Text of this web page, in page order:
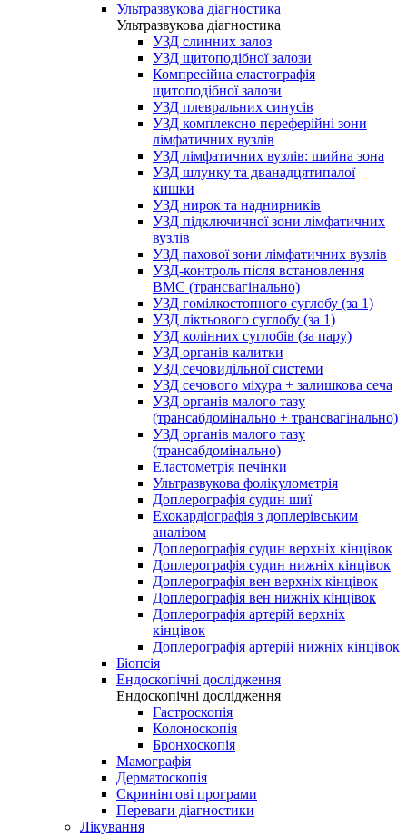
Ультразвукова діагностика
Ультразвукова діагностика
УЗД слинних залоз
УЗД щитоподібної залози
Компресійна еластографія
щитоподібної залози
УЗД плевральних синусів
УЗД комплексно переферійні зони
лімфатичних вузлів
УЗД лімфатичних вузлів: шийна зона
УЗД шлунку та дванадцятипалої
кишки
УЗД нирок та наднирників
УЗД підключичної зони лімфатичних
вузлів
УЗД пахової зони лімфатичних вузлів
УЗД-контроль після встановлення
ВМС (трансвагінально)
УЗД гомілкостопного суглобу (за 1)
УЗД ліктьового суглобу (за 1)
УЗД колінних суглобів (за пару)
УЗД органів калитки
УЗД сечовидільної системи
УЗД сечового міхура + залишкова сеча
УЗД органів малого тазу
(трансабдомінально + трансвагінально)
УЗД органів малого тазу
(трансабдомінально)
Еластометрія печінки
Ультразвукова фолікулометрія
Доплерографія судин шиї
Ехокардіографія з доплерівським
аналізом
Доплерографія судин верхніх кінцівок
Доплерографія судин нижніх кінцівок
Доплерографія вен верхніх кінцівок
Доплерографія вен нижніх кінцівок
Доплерографія артерій верхніх
кінцівок
Доплерографія артерій нижніх кінцівок
Біопсія
Ендоскопічні дослідження
Ендоскопічні дослідження
Гастроскопія
Колоноскопія
Бронхоскопія
Мамографія
Дерматоскопія
Скринінгові програми
Переваги діагностики
Лікування